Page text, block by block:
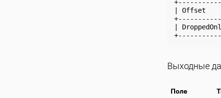
| Offset
|
Выходные
Поле